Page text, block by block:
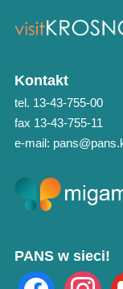
Kontakt
tel. 13-43-755-00
fax 13-43-755-11
e-mail:
PANS w sieci!
facebook instagram